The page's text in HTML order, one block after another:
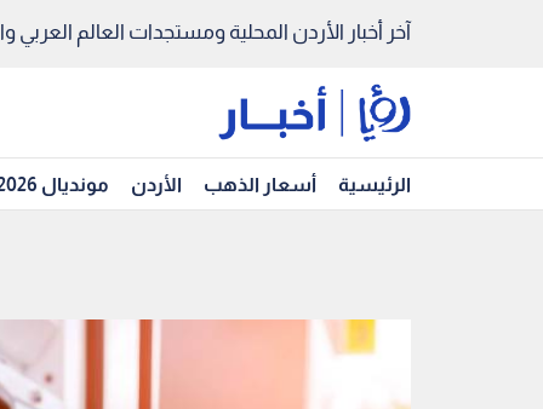
آخر أخبار الأردن المحلية ومستجدات العالم العربي
الرئيسية أسعار الذهب الأردن مونديال 2026